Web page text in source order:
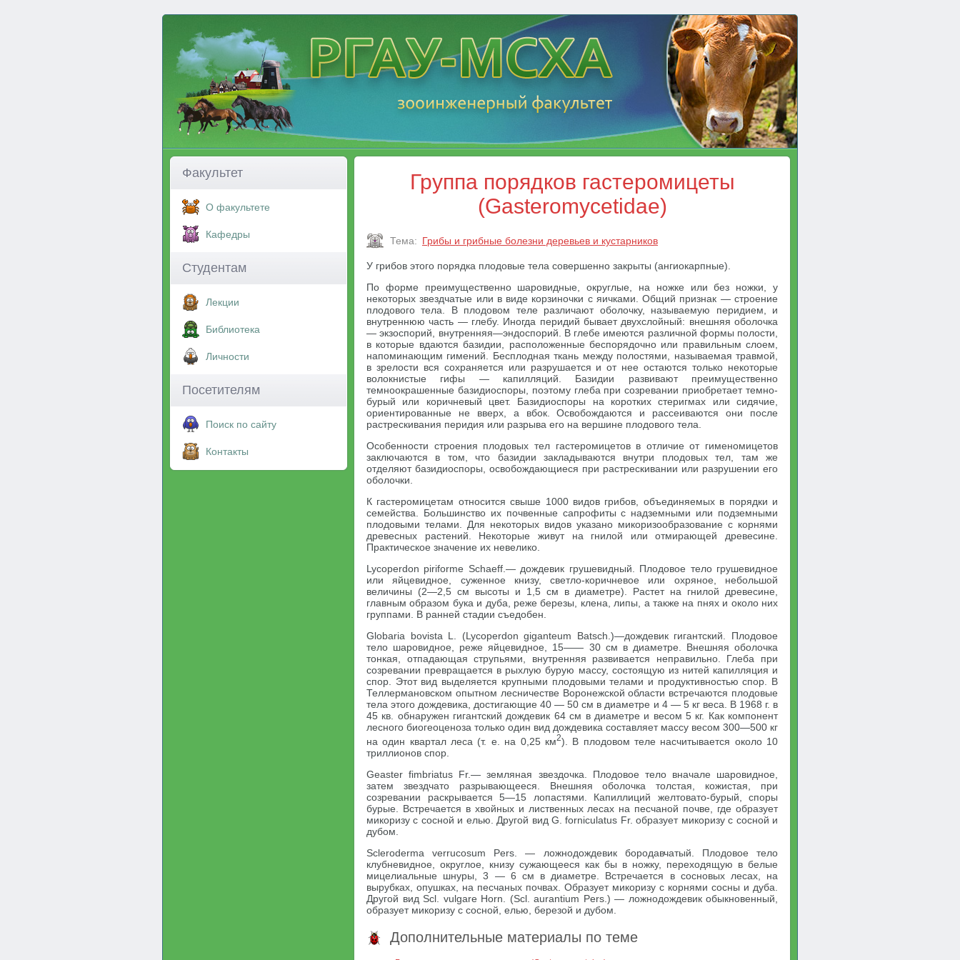
Факультет
О факультете
Кафедры
Студентам
Лекции
Библиотека
Личности
Посетителям
Поиск по сайту
Контакты
Группа порядков гастеромицеты
(Gasteromycetidae)
Тема: Грибы и грибные болезни деревьев и кустарников
У грибов этого порядка плодовые тела совершенно закрыты (ангиокарпные).
По форме преимущественно шаровидные, округлые, на ножке или без ножки, у
некоторых звездчатые или в виде корзиночки с яичками. Общий признак — строение
плодового тела. В плодовом теле различают оболочку, называемую перидием, и
внутреннюю часть — глебу. Иногда перидий бывает двухслойный: внешняя оболочка
— экзоспорий, внутренняя—эндоспорий. В глебе имеются различной формы полости,
в которые вдаются базидии, расположенные беспорядочно или правильным слоем,
напоминающим гимений. Бесплодная ткань между полостями, называемая травмой,
в зрелости вся сохраняется или разрушается и от нее остаются только некоторые
волокнистые гифы — капилляций. Базидии развивают преимущественно
темноокрашенные базидиоспоры, поэтому глеба при созревании приобретает темно-
бурый или коричневый цвет. Базидиоспоры на коротких стеригмах или сидячие,
ориентированные не вверх, а вбок. Освобождаются и рассеиваются они после
растрескивания перидия или разрыва его на вершине плодового тела.
Особенности строения плодовых тел гастеромицетов в отличие от гименомицетов
заключаются в том, что базидии закладываются внутри плодовых тел, там же
отделяют базидиоспоры, освобождающиеся при растрескивании или разрушении его
оболочки.
К гастеромицетам относится свыше 1000 видов грибов, объединяемых в порядки и
семейства. Большинство их почвенные сапрофиты с надземными или подземными
плодовыми телами. Для некоторых видов указано микоризообразование с корнями
древесных растений. Некоторые живут на гнилой или отмирающей древесине.
Практическое значение их невелико.
Lycoperdon piriforme Schaeff.— дождевик грушевидный. Плодовое тело грушевидное
или яйцевидное, суженное книзу, светло-коричневое или охряное, небольшой
величины (2—2,5 см высоты и 1,5 см в диаметре). Растет на гнилой древесине,
главным образом бука и дуба, реже березы, клена, липы, а также на пнях и около них
группами. В ранней стадии съедобен.
Globaria bovista L. (Lycoperdon giganteum Batsch.)—дождевик гигантский. Плодовое
тело шаровидное, реже яйцевидное, 15—— 30 см в диаметре. Внешняя оболочка
тонкая, отпадающая струпьями, внутренняя развивается неправильно. Глеба при
созревании превращается в рыхлую бурую массу, состоящую из нитей капилляция и
спор. Этот вид выделяется крупными плодовыми телами и продуктивностью спор. В
Теллермановском опытном лесничестве Воронежской области встречаются плодовые
тела этого дождевика, достигающие 40 — 50 см в диаметре и 4 — 5 кг веса. В 1968 г. в
45 кв. обнаружен гигантский дождевик 64 см в диаметре и весом 5 кг. Как компонент
лесного биогеоценоза только один вид дождевика составляет массу весом 300—500 кг
на один квартал леса (т. е. на 0,25 км2). В плодовом теле насчитывается около 10
триллионов спор.
Geaster fimbriatus Fr.— земляная звездочка. Плодовое тело вначале шаровидное,
затем звездчато разрывающееся. Внешняя оболочка толстая, кожистая, при
созревании раскрывается 5—15 лопастями. Капиллиций желтовато-бурый, споры
бурые. Встречается в хвойных и лиственных лесах на песчаной почве, где образует
микоризу с сосной и елью. Другой вид G. forniculatus Fr. образует микоризу с сосной и
дубом.
Scleroderma verrucosum Pers. — ложнодождевик бородавчатый. Плодовое тело
клубневидное, округлое, книзу сужающееся как бы в ножку, переходящую в белые
мицелиальные шнуры, 3 — 6 см в диаметре. Встречается в сосновых лесах, на
вырубках, опушках, на песчаных почвах. Образует микоризу с корнями сосны и дуба.
Другой вид Scl. vulgare Horn. (Scl. aurantium Pers.) — ложнодождевик обыкновенный,
образует микоризу с сосной, елью, березой и дубом.
Дополнительные материалы по теме